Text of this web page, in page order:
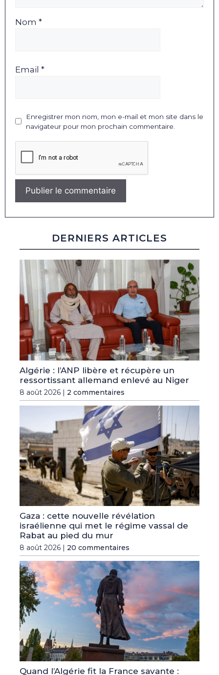
Nom *
Email *
Enregistrer mon nom, mon e-mail et mon site dans le
navigateur pour mon prochain commentaire.
DERNIERS ARTICLES
Algérie : l’ANP libère et récupère un
ressortissant allemand enlevé au Niger
8 août 2026 | 2 commentaires
Gaza : cette nouvelle révélation
israélienne qui met le régime vassal de
Rabat au pied du mur
8 août 2026 | 20 commentaires
Quand l’Algérie fit la France savante :